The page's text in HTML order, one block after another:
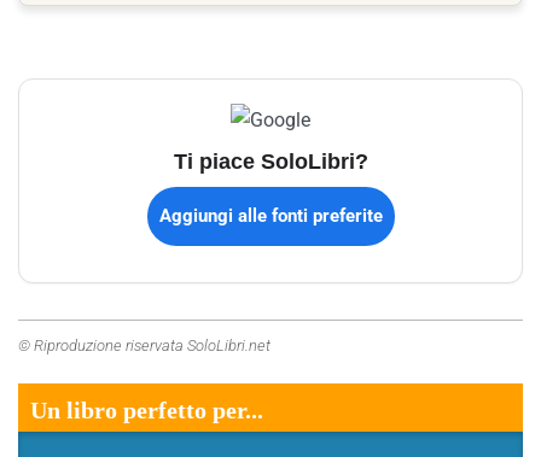
Ti piace SoloLibri?
Aggiungi alle fonti preferite
© Riproduzione riservata SoloLibri.net
Un libro perfetto per...